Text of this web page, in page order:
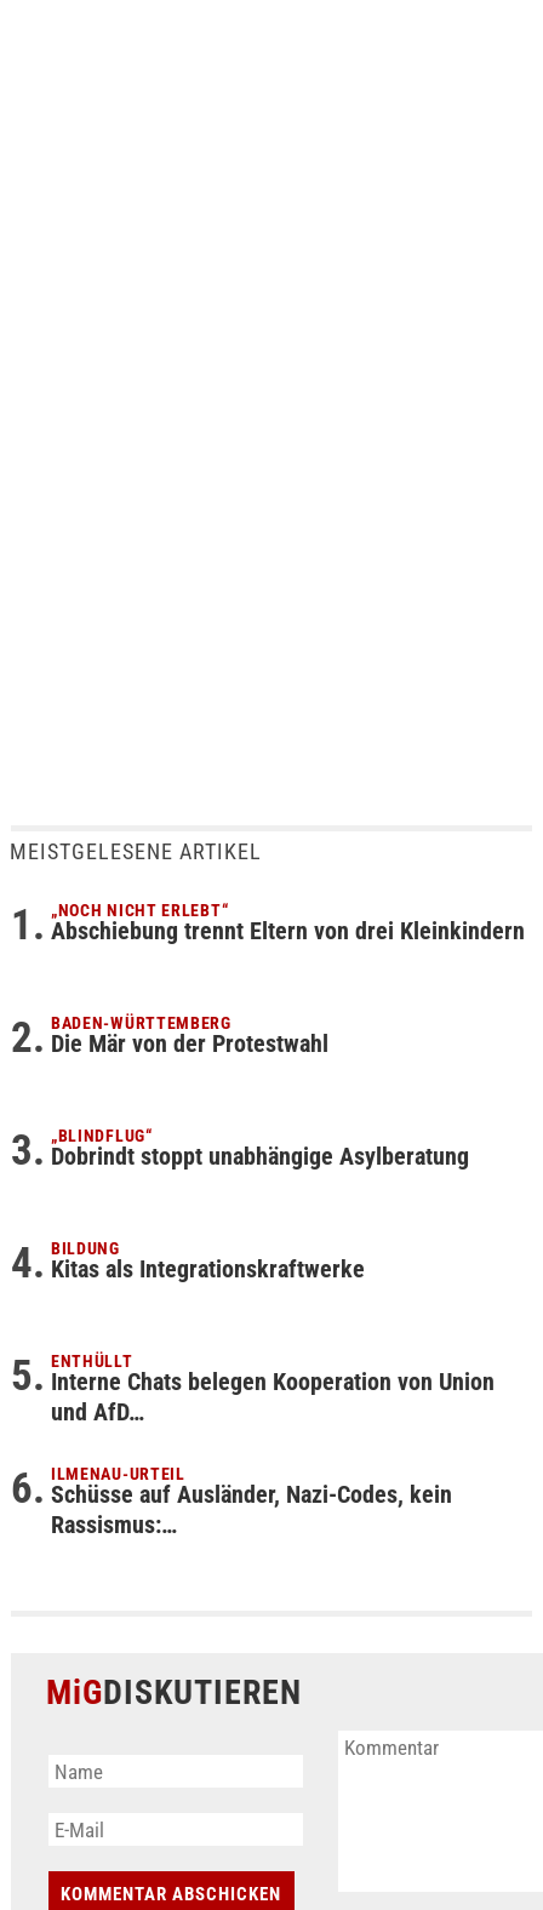
MEISTGELESENE ARTIKEL
„NOCH NICHT ERLEBT“
Abschiebung trennt Eltern von drei Kleinkindern
BADEN-WÜRTTEMBERG
Die Mär von der Protestwahl
„BLINDFLUG“
Dobrindt stoppt unabhängige Asylberatung
BILDUNG
Kitas als Integrationskraftwerke
ENTHÜLLT
Interne Chats belegen Kooperation von Union
und AfD…
ILMENAU-URTEIL
Schüsse auf Ausländer, Nazi-Codes, kein
Rassismus:…
MiGDISKUTIEREN